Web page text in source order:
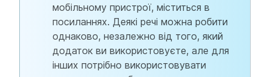
мобільному пристрої, міститься в
посиланнях. Деякі речі можна робити
однаково, незалежно від того, який
додаток ви використовуєте, але для
інших потрібно використовувати